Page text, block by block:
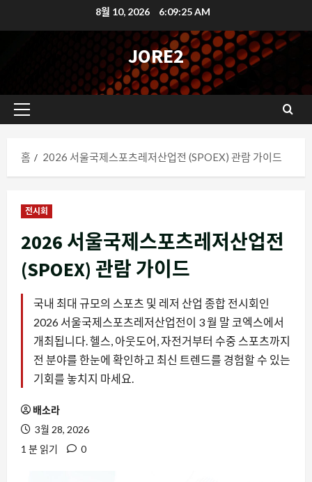
텐
가
8월 10, 2026 6:09:26 AM
JORE2
기
메
홈 2026 서울국제스포츠레저산업전 (SPOEX) 관람 가이드
전시회
2026 서울국제스포츠레저산업전
(SPOEX) 관람 가이드
국내 최대 규모의 스포츠 및 레저 산업 종합 전시회인
2026 서울국제스포츠레저산업전이 3 월 말 코엑스에서
개최됩니다. 헬스, 아웃도어, 자전거부터 수중 스포츠까지
전 분야를 한눈에 확인하고 최신 트렌드를 경험할 수 있는
기회를 놓치지 마세요.
배소라
3월 28, 2026
1 분 읽기
0